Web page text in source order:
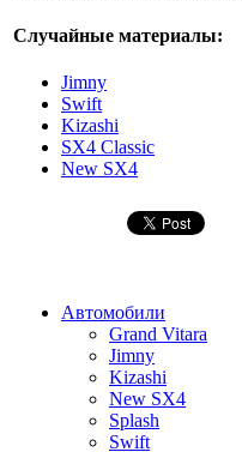
Случайные материалы:
Jimny
Swift
Kizashi
SX4 Classic
New SX4
Автомобили
Grand Vitara
Jimny
Kizashi
New SX4
Splash
Swift